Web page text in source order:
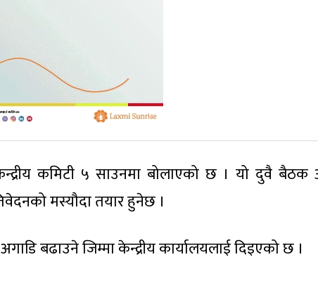
कमिटी ५ साउनमा बोलाएको छ । यो दुवै बैठक
मस्यौदा तयार हुनेछ ।
बढाउने जिम्मा केन्द्रीय कार्यालयलाई दिइएको छ ।